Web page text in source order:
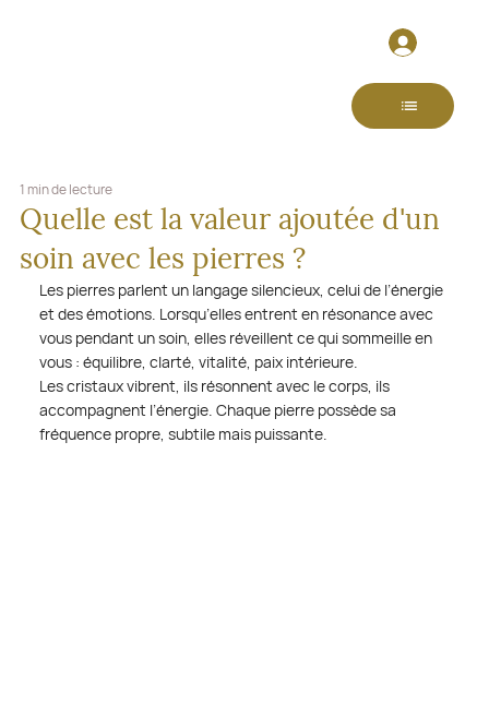
Quelle est la valeur ajoutée d'un
soin avec les pierres ?
1 min de lecture
Les pierres parlent un langage silencieux, celui de l’énergie
et des émotions. Lorsqu’elles entrent en résonance avec
vous pendant un soin, elles réveillent ce qui sommeille en
vous : équilibre, clarté, vitalité, paix intérieure.
Les cristaux vibrent, ils résonnent avec le corps, ils
accompagnent l’énergie. Chaque pierre possède sa
fréquence propre, subtile mais puissante.